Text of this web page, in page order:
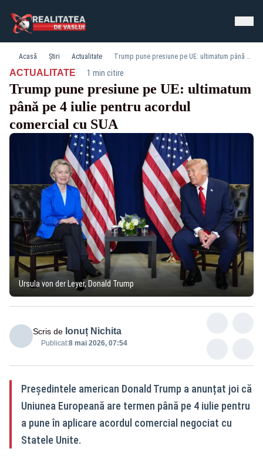
Acasă Știri Actualitate Trump pune presiune pe UE: ultimatum până pe 4 iulie pentru acordul comercial cu SUA
ACTUALITATE· 1 min citire
Trump pune presiune pe UE: ultimatum
până pe 4 iulie pentru acordul
comercial cu SUA
Ursula von der Leyer, Donald Trump
Scris de Ionuț Nichita
Publicat:8 mai 2026, 07:54
Președintele american Donald Trump a anunțat joi că
Uniunea Europeană are termen până pe 4 iulie pentru
a pune în aplicare acordul comercial negociat cu
Statele Unite.